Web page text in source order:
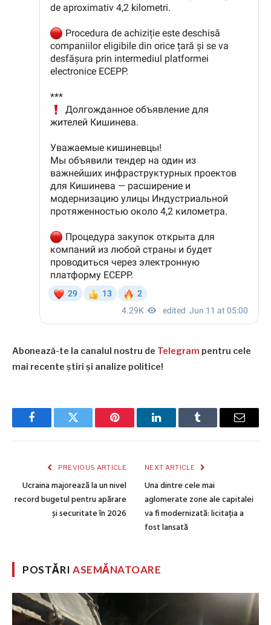
Abonează-te la canalul nostru de Telegram pentru cele
mai recente știri și analize politice!
FacebookTwitter Pinterest LinkedInTumblr Email
PREVIOUS ARTICLE
Ucraina majorează la un nivel
record bugetul pentru apărare
și securitate în 2026
NEXT ARTICLE
Una dintre cele mai
aglomerate zone ale capitalei
va fi modernizată: licitația a
fost lansată
POSTĂRIASEMĂNATOARE